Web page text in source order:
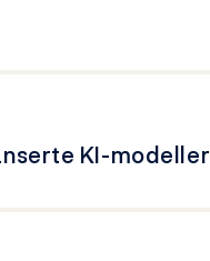
KI-modeller